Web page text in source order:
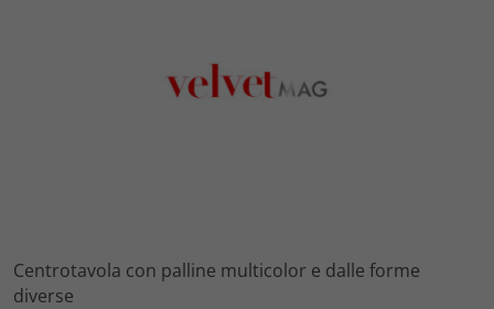
Centrotavola con palline multicolor e dalle forme
diverse